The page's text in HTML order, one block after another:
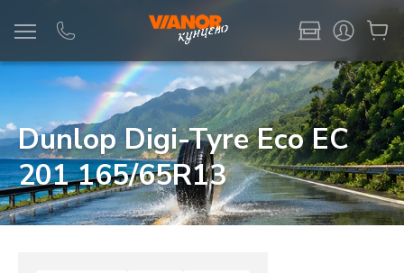
Dunlop Digi-Tyre Eco EC
201 165/65R13
Информация Фото товара